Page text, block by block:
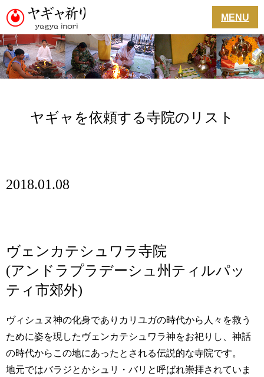
MENU
ヤギャを依頼する寺院のリスト
2018.01.08
ヴェンカテシュワラ寺院
(アンドラプラデーシュ州ティルパッ
ティ市郊外)
ヴィシュヌ神の化身でありカリユガの時代から人々を救う
ために姿を現したヴェンカテシュワラ神をお祀りし、神話
の時代からこの地にあったとされる伝説的な寺院です。
地元ではバラジとかシュリ・バリと呼ばれ崇拝されていま